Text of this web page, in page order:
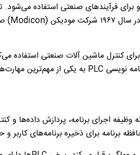
(
Modicon
)
کنترل ماشین آلات صنعتی استفاده
نویسی PLC به یکی از مهم‌ترین
اجرای برنامه‌، پردازش داده‌ها و
برای ذخیره برنامه‌های کاربر‌